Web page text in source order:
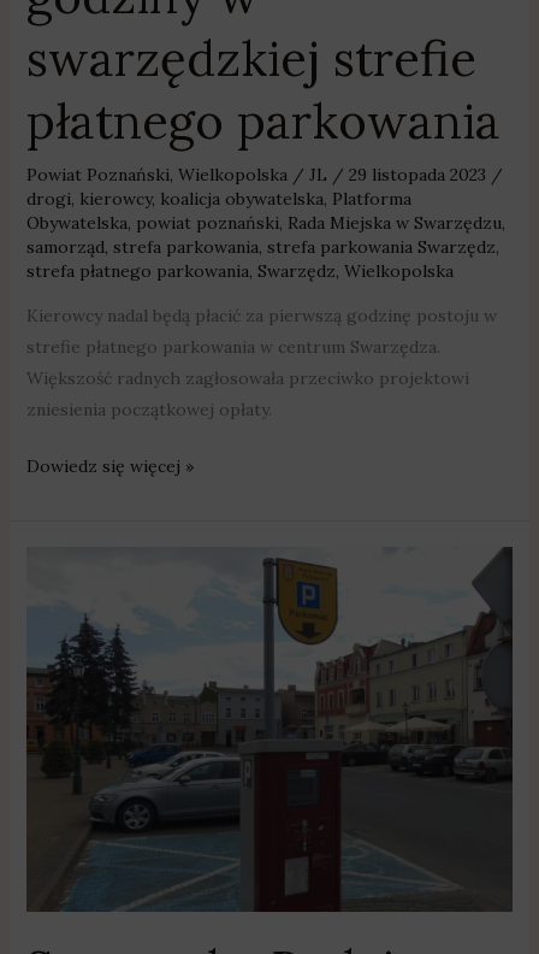
swarzędzkiej strefie
płatnego parkowania
Powiat Poznański Wielkopolska / JL / 29 listopada 2023 /
drogi kierowcy, koalicja obywatelska Platforma
Obywatelska powiat poznański Rada Miejska w Swarzędzu
samorząd strefa parkowania strefa parkowania Swarzędz
strefa płatnego parkowania Swarzędz Wielkopolska
Kierowcy nadal będą płacić za pierwszą godzinę postoju w
strefie płatnego parkowania w centrum Swarzędza.
Większość radnych zagłosowała przeciwko projektowi
zniesienia początkowej opłaty.
Dowiedz się więcej »
darmowa
godzina
parkowania
strefie?